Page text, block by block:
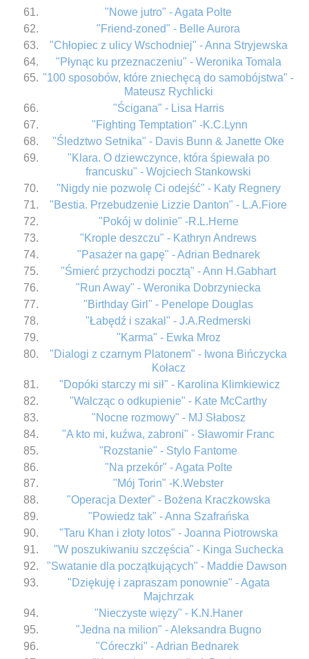
"Nowe jutro" - Agata Polte
"Friend-zoned" - Belle Aurora
"Chłopiec z ulicy Wschodniej" - Anna Stryjewska
"Płynąc ku przeznaczeniu" - Weronika Tomala
"100 sposobów, które zniechęcą do samobójstwa" -
Mateusz Rychlicki
"Ścigana" - Lisa Harris
"Fighting Temptation" -K.C.Lynn
"Śledztwo Setnika" - Davis Bunn & Janette Oke
"Klara. O dziewczynce, która śpiewała po
francusku" - Wojciech Stankowski
"Nigdy nie pozwolę Ci odejść" - Katy Regnery
"Bestia. Przebudzenie Lizzie Danton" - L.A.Fiore
"Pokój w dolinie" -R.L.Herne
"Krople deszczu" - Kathryn Andrews
"Pasażer na gapę" - Adrian Bednarek
"Śmierć przychodzi pocztą" - Ann H.Gabhart
"Run Away" - Weronika Dobrzyniecka
"Birthday Girl" - Penelope Douglas
"Łabędź i szakal" - J.A.Redmerski
"Karma" - Ewka Mroz
"Dialogi z czarnym Platonem" - Iwona Bińczycka
Kołacz
"Dopóki starczy mi sił" - Karolina Klimkiewicz
"Walcząc o odkupienie" - Kate McCarthy
"Nocne rozmowy" - MJ Słabosz
"A kto mi, kuźwa, zabroni" - Sławomir Franc
"Rozstanie" - Stylo Fantome
"Na przekór" - Agata Polte
"Mój Torin" -K.Webster
"Operacja Dexter" - Bożena Kraczkowska
"Powiedz tak" - Anna Szafrańska
"Taru Khan i złoty lotos" - Joanna Piotrowska
"W poszukiwaniu szczęścia" - Kinga Suchecka
"Swatanie dla początkujących" - Maddie Dawson
"Dziękuję i zapraszam ponownie" - Agata
Majchrzak
"Nieczyste więzy" - K.N.Haner
"Jedna na milion" - Aleksandra Bugno
"Córeczki" - Adrian Bednarek